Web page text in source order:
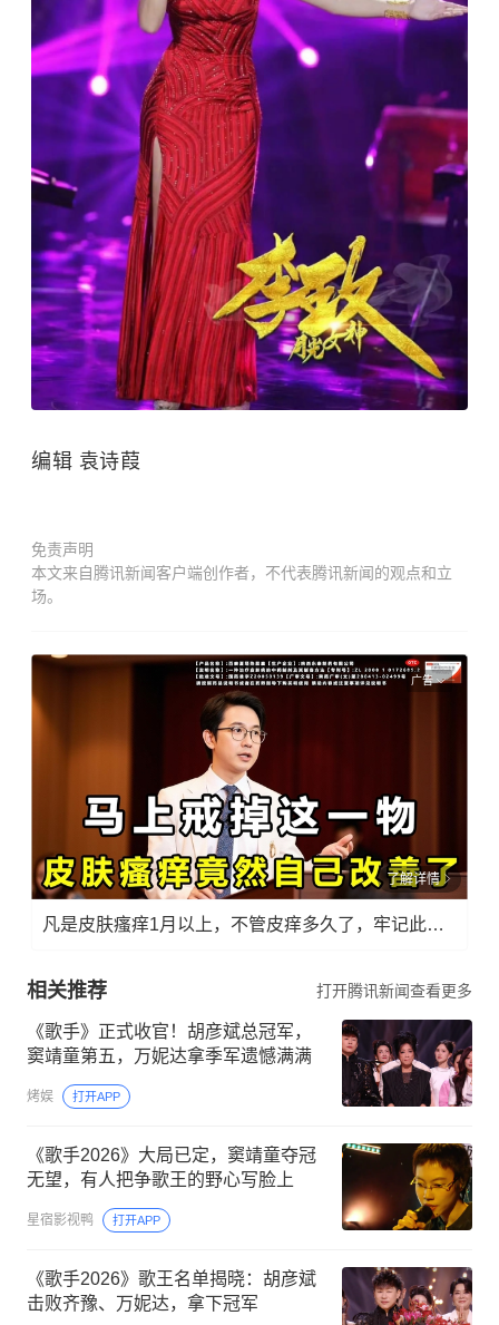
编辑 袁诗葭
免责声明
本文来自腾讯新闻客户端创作者，不代表腾讯新闻的观点和立
场。
广告
了解详情
凡是皮肤瘙痒1月以上，不管皮痒多久了，牢记此法，快！准！狠！
相关推荐 打开腾讯新闻查看更多
《歌手》正式收官！胡彦斌总冠军，
窦靖童第五，万妮达拿季军遗憾满满
烤娱 打开APP
《歌手2026》大局已定，窦靖童夺冠
无望，有人把争歌王的野心写脸上
星宿影视鸭 打开APP
《歌手2026》歌王名单揭晓：胡彦斌
击败齐豫、万妮达，拿下冠军